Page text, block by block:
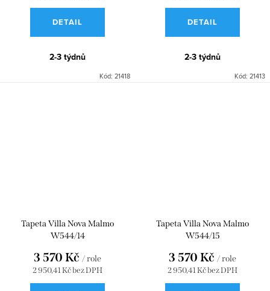
DETAIL
2-3 týdnů
Kód: 21418
DETAIL
2-3 týdnů
Kód: 21413
Tapeta Villa Nova Malmo
W544/14
2 950,41 Kč bez DPH
3 570 Kč / role
Tapeta Villa Nova Malmo
W544/15
2 950,41 Kč bez DPH
3 570 Kč / role